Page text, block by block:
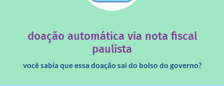
doação automática via nota fiscal
paulista
você sabia que essa doação sai do bolso do governo?